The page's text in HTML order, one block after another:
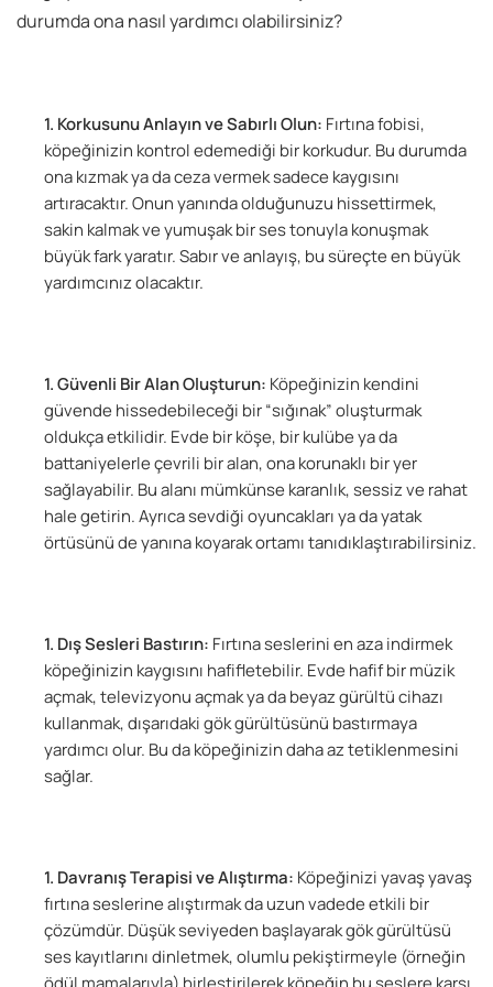
durumda ona nasıl yardımcı olabilirsiniz?
Korkusunu Anlayın ve Sabırlı Olun: Fırtına fobisi,
köpeğinizin kontrol edemediği bir korkudur. Bu durumda
ona kızmak ya da ceza vermek sadece kaygısını
artıracaktır. Onun yanında olduğunuzu hissettirmek,
sakin kalmak ve yumuşak bir ses tonuyla konuşmak
büyük fark yaratır. Sabır ve anlayış, bu süreçte en büyük
yardımcınız olacaktır.
Güvenli Bir Alan Oluşturun: Köpeğinizin kendini
güvende hissedebileceği bir “sığınak” oluşturmak
oldukça etkilidir. Evde bir köşe, bir kulübe ya da
battaniyelerle çevrili bir alan, ona korunaklı bir yer
sağlayabilir. Bu alanı mümkünse karanlık, sessiz ve rahat
hale getirin. Ayrıca sevdiği oyuncakları ya da yatak
örtüsünü de yanına koyarak ortamı tanıdıklaştırabilirsiniz.
Dış Sesleri Bastırın: Fırtına seslerini en aza indirmek
köpeğinizin kaygısını hafifletebilir. Evde hafif bir müzik
açmak, televizyonu açmak ya da beyaz gürültü cihazı
kullanmak, dışarıdaki gök gürültüsünü bastırmaya
yardımcı olur. Bu da köpeğinizin daha az tetiklenmesini
sağlar.
Davranış Terapisi ve Alıştırma: Köpeğinizi yavaş yavaş
fırtına seslerine alıştırmak da uzun vadede etkili bir
çözümdür. Düşük seviyeden başlayarak gök gürültüsü
ses kayıtlarını dinletmek, olumlu pekiştirmeyle (örneğin